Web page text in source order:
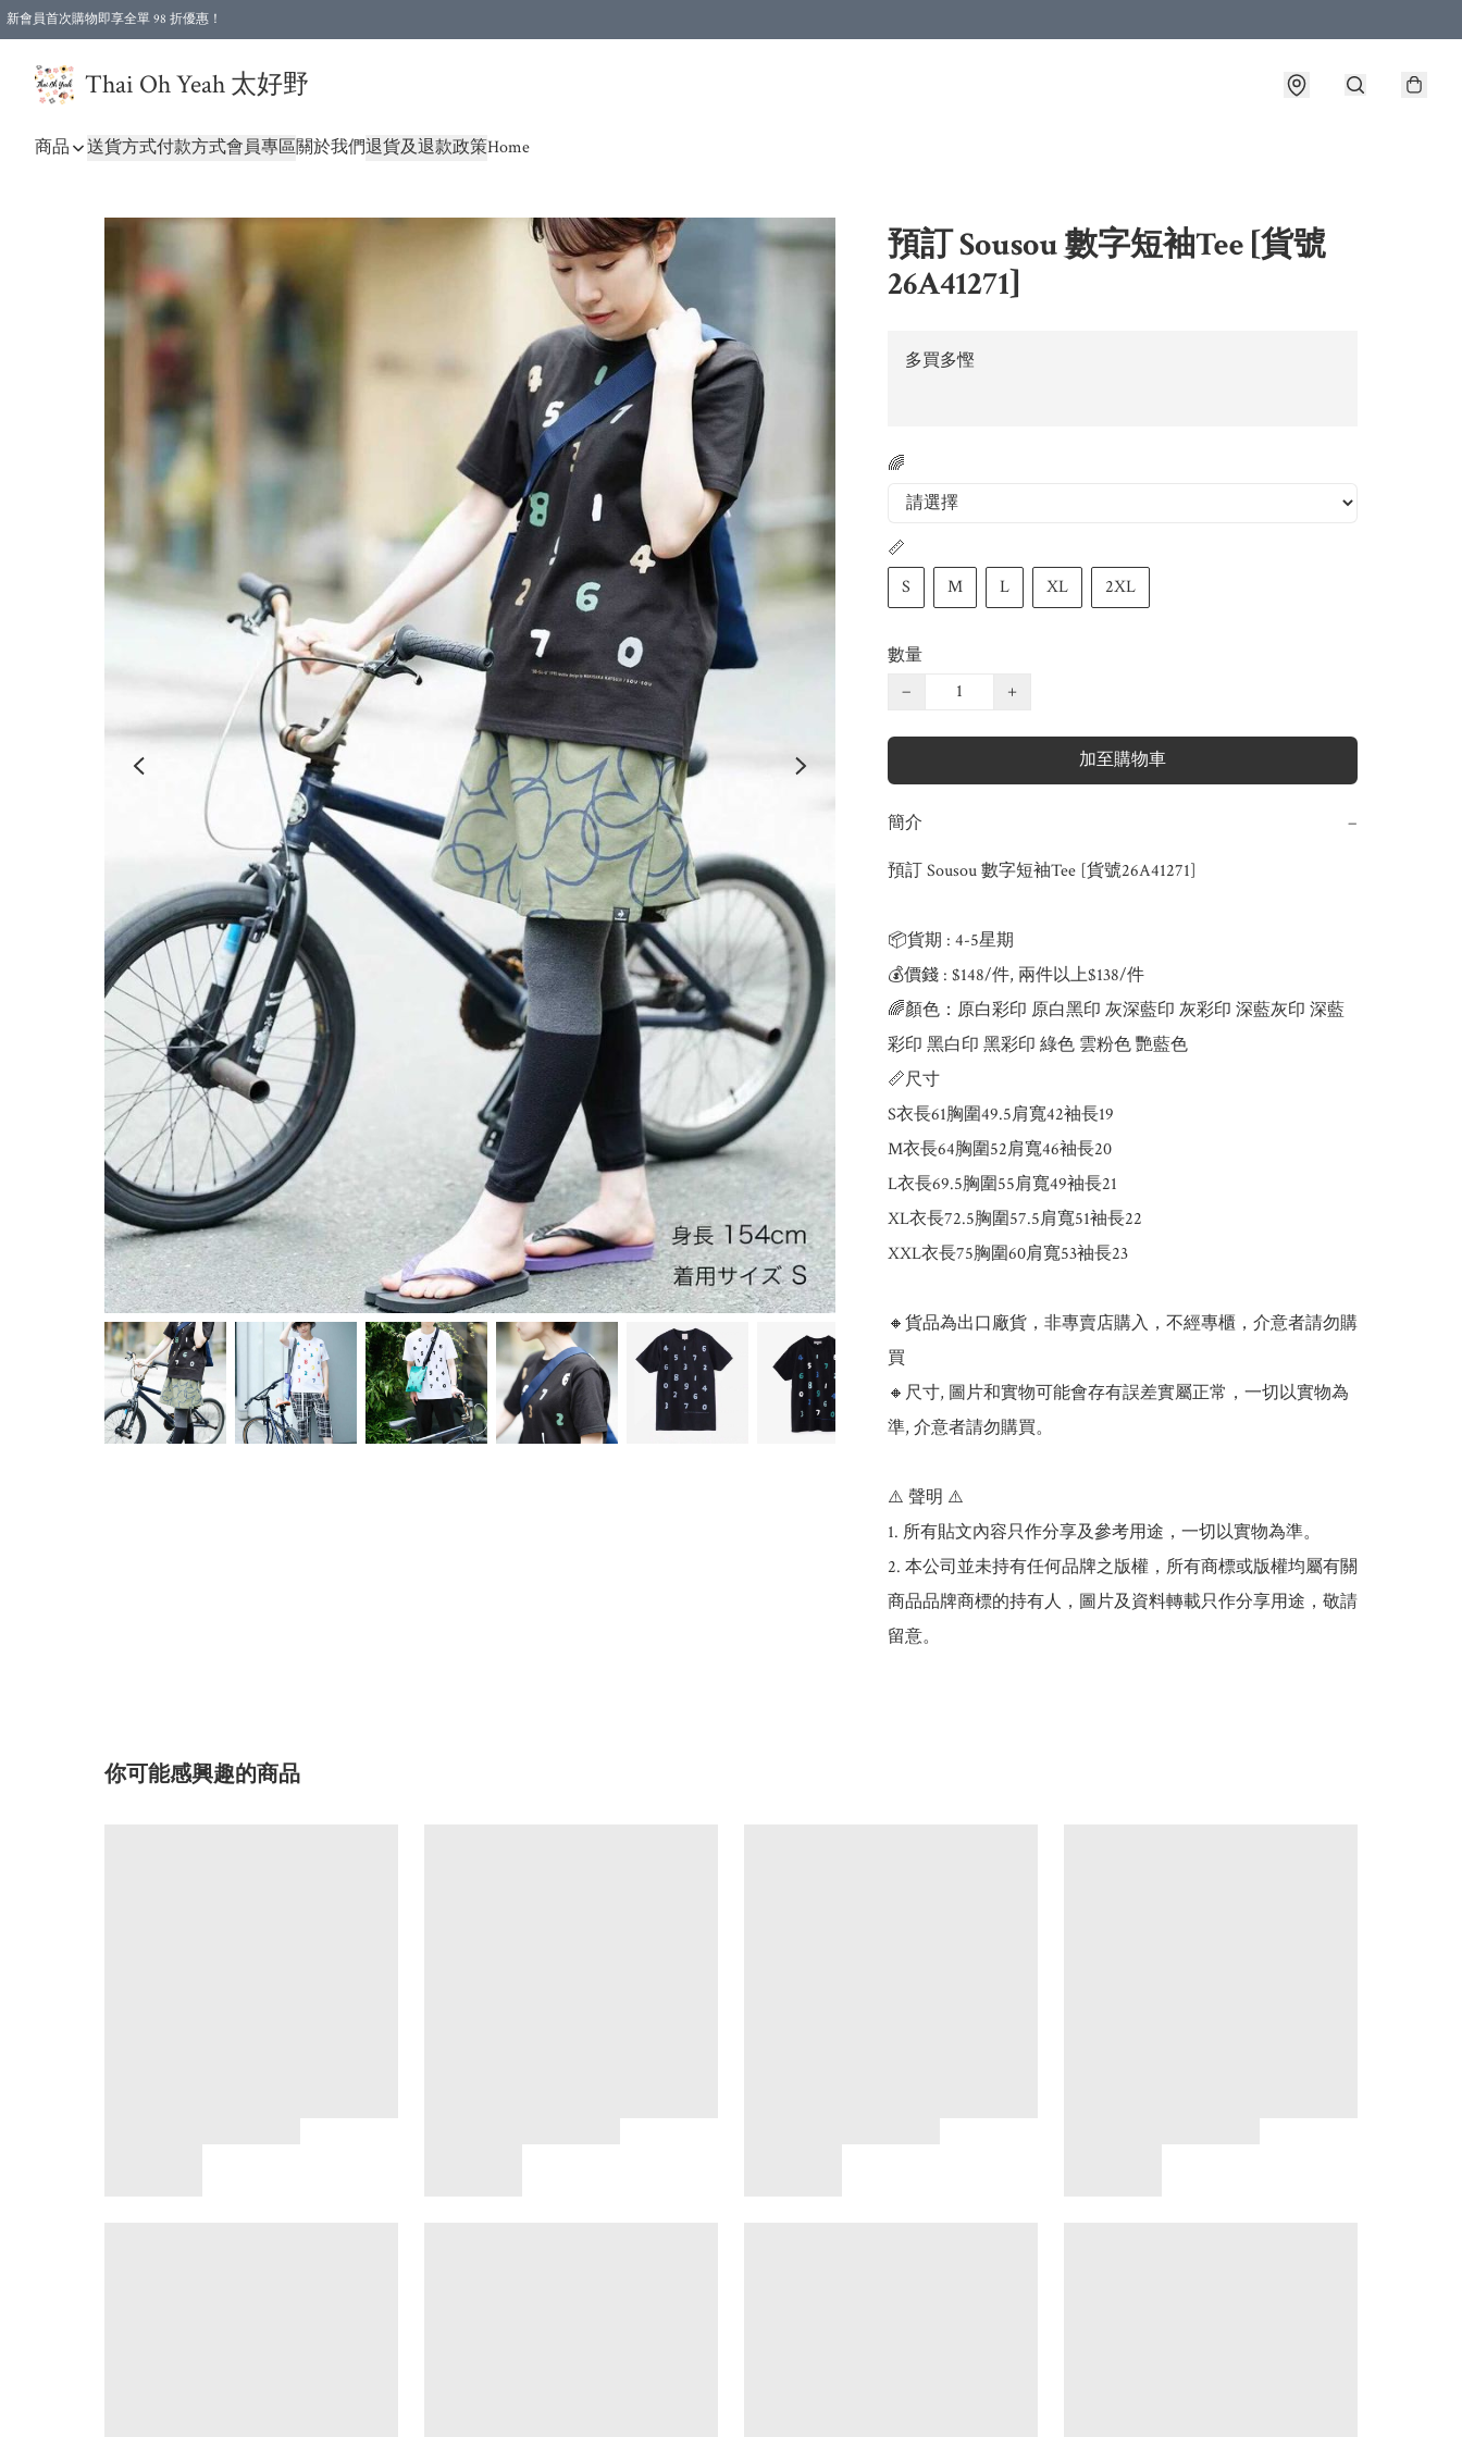
新會員首次購物即享全單 98 折優惠！
Thai Oh Yeah 太好野
商品 送貨方式付款方式會員專區關於我們退貨及退款政策Home
預訂 Sousou 數字短袖Tee [貨號
26A41271]
多買多慳
🌈
📏
S
M L XL 2XL
數量
−
+
加至購物車
簡介 −
預訂 Sousou 數字短袖Tee [貨號26A41271]
📦貨期 : 4-5星期
💰價錢 : $148/件, 兩件以上$138/件
🌈顏色：原白彩印 原白黑印 灰深藍印 灰彩印 深藍灰印 深藍
彩印 黑白印 黑彩印 綠色 雲粉色 艷藍色
📏尺寸
S衣長61胸圍49.5肩寬42袖長19
M衣長64胸圍52肩寬46袖長20
L衣長69.5胸圍55肩寬49袖長21
XL衣長72.5胸圍57.5肩寬51袖長22
XXL衣長75胸圍60肩寬53袖長23
🔸貨品為出口廠貨，非專賣店購入，不經專櫃，介意者請勿購
買
🔸尺寸, 圖片和實物可能會存有誤差實屬正常，一切以實物為
準, 介意者請勿購買。
⚠️ 聲明 ⚠️
1. 所有貼文內容只作分享及參考用途，一切以實物為準。
2. 本公司並未持有任何品牌之版權，所有商標或版權均屬有關
商品品牌商標的持有人，圖片及資料轉載只作分享用途，敬請
留意。
你可能感興趣的商品